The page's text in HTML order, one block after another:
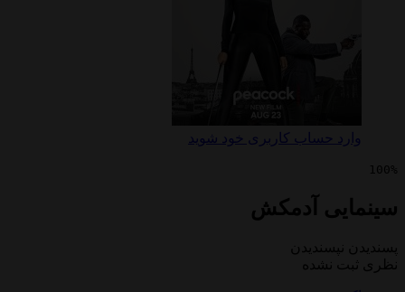
حساب کاربری خود شوید
آدمکش
نشده